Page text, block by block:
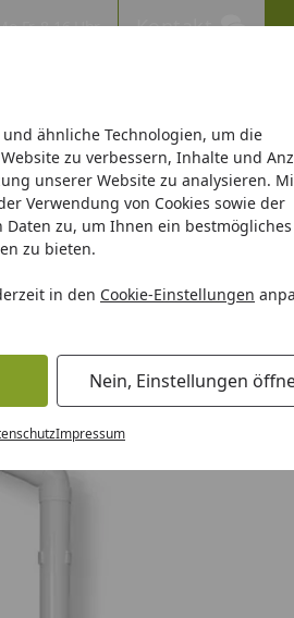
ähnliche Technologien, um die
zu verbessern, Inhalte und
unserer Website zu analysieren.
Verwendung von Cookies sowie der
zu, um Ihnen ein bestmögliches
zu bieten.
in den Cookie-Einstellungen
Nein, Einstellungen
Impressum
Teams
Fr. 8-16 Uhr Kontakt
Pavillon Aufbewahrung
Finnhaus Garage 44-B